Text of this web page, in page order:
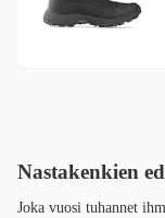
Nastakenkien
Joka vuosi tuhannet